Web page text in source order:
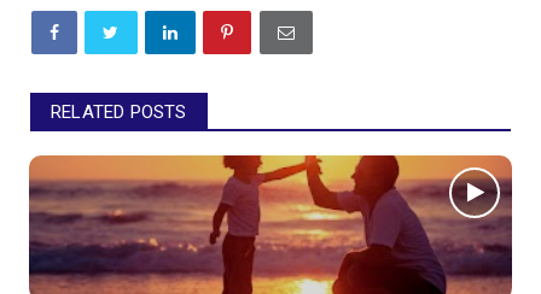
RELATED POSTS